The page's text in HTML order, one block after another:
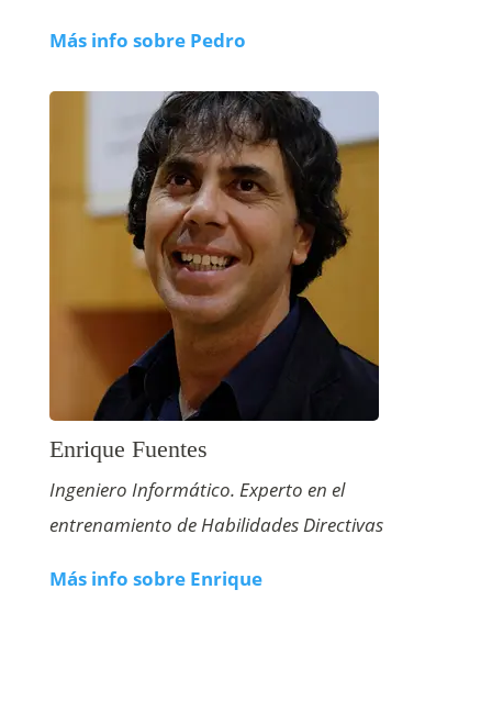
Más info sobre Pedro
Enrique Fuentes
Ingeniero Informático. Experto en el
entrenamiento de Habilidades Directivas
Más info sobre Enrique